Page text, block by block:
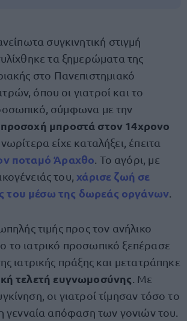
συγκινητική στιγμή
τα ξημερώματα της
στο Πανεπιστημιακό
όπου οι γιατροί και το
σύμφωνα με την
μπροστά στον 14χρονο
είχε καταλήξει, έπειτα
ποταμό Άραχθο . Το αγόρι, με
του, χάρισε ζωή σε
του μέσω της δωρεάς οργάνων
τιμής προς τον ανήλικο
το ιατρικό προσωπικό ξεπέρασε
ιατρικής πράξης και μετατράπηκε
τελετή ευγνωμοσύνης . Με
οι γιατροί τίμησαν τόσο το
γενναία απόφαση των γονιών του.